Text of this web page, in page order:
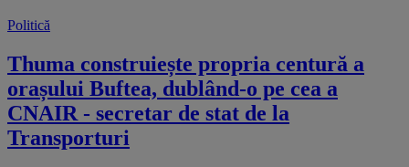
Politică
Thuma construiește propria centură a
orașului Buftea, dublând-o pe cea a
CNAIR - secretar de stat de la
Transporturi